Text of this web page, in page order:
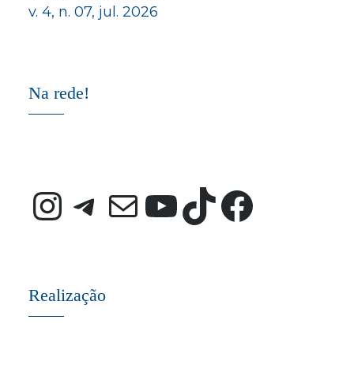
v. 4, n. 07, jul. 2026
Na rede!
Instagram
Telegram
E-mail
Youtube
TikTok
Realização